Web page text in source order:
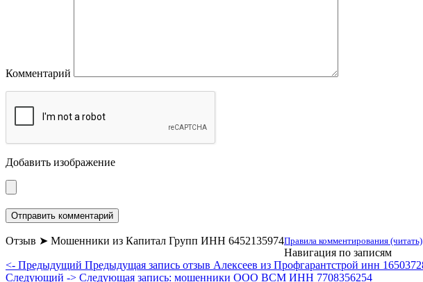
Комментарий
Добавить изображение
Правила комментирования (читать)
Отзыв ➤ Мошенники из Капитал Групп ИНН 6452135974
Навигация по записям
<- Предыдущий Предыдущая запись отзыв Алексеев из Профгарантстрой инн
Следующий -> Следующая запись: мошенники ООО ВСМ ИНН 7708356254